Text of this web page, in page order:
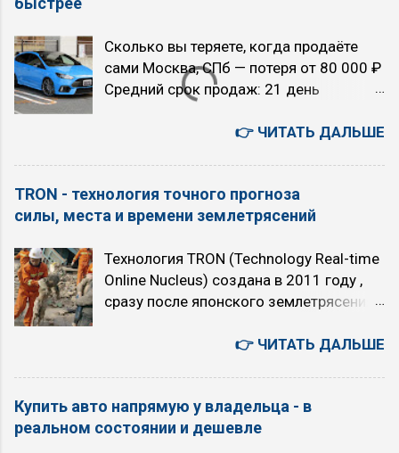
议您可联系千帆咨询反馈，网址
https://qianfan.cloud.baidu.com/ 。感谢
您的关注与支持 - как есть. 5 августа.
блога «TRON в зоне RUбля»
точного прогноза землетрясений TRON
(с 2011 года) Вероучение первой в
2007 года) 00:41:21 Сценарии
будущего на 5 лет. Позитивный
сценарий. ИИ остается под контролем
осуществляющие контроль, являются
остается под контролем людей.
Появляются люди которые используют
Сколько вы теряете, когда продаёте
сами Москва, СПб — потеря от 80 000 ₽
Средний срок продаж: 21 день
120 000 ₽ Средний срок продаж: 47
дня 🚫 80% звонков по объявлению —
перекупщики КАК РАБОТАЕТ СИСТЕМА
интересуется сменой машины ↓ 2
«ПАПА» показывает ему ваше
предложение ↓ 3 Покупатель звонит
👉 ЧИТАТЬ ДАЛЬШЕ
TRON - технология точного прогноза
силы, места и времени землетрясений
Технология TRON (Technology Real-time
Online Nucleus) создана в 2011 году ,
сразу после японского землетрясения
основе - способность животных
интернет данные об изменениях в
поведении животных и анализируя их,
👉 ЧИТАТЬ ДАЛЬШЕ
Купить авто напрямую у владельца - в
реальном состоянии и дешевле